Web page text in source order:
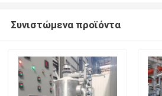
Συνιστώμενα προϊόντα